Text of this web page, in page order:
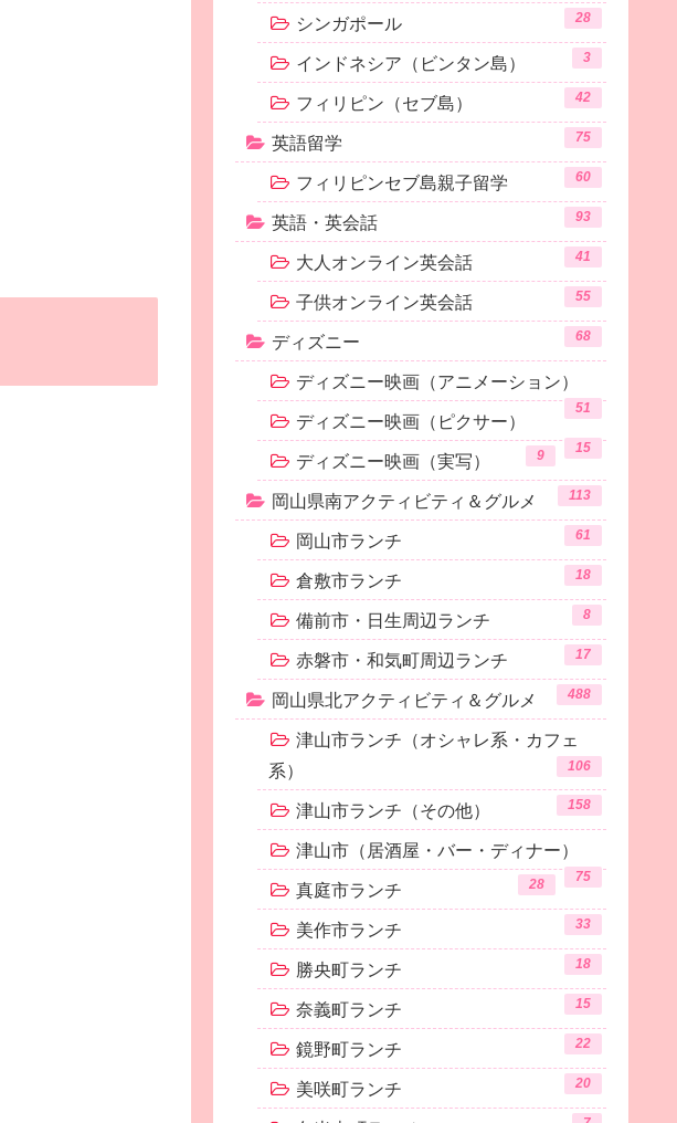
シンガポール 28
インドネシア（ビンタン島） 3
フィリピン（セブ島） 42
英語留学 75
フィリピンセブ島親子留学 60
英語・英会話 93
大人オンライン英会話 41
子供オンライン英会話 55
ディズニー 68
ディズニー映画（アニメーション）
51
ディズニー映画（ピクサー）
15
ディズニー映画（実写） 9
岡山県南アクティビティ＆グルメ 113
岡山市ランチ 61
倉敷市ランチ 18
備前市・日生周辺ランチ 8
赤磐市・和気町周辺ランチ 17
岡山県北アクティビティ＆グルメ 488
津山市ランチ（オシャレ系・カフェ
系）
106
津山市ランチ（その他） 158
津山市（居酒屋・バー・ディナー）
75
真庭市ランチ 28
美作市ランチ 33
勝央町ランチ 18
奈義町ランチ 15
鏡野町ランチ 22
美咲町ランチ 20